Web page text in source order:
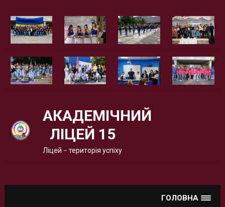
АКАДЕМІЧНИЙ
ЛІЦЕЙ 15
Ліцей – територія успіху
ГОЛОВНА